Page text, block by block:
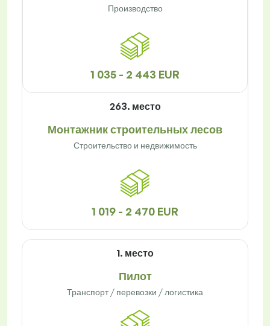
Производство
1 035 - 2 443 EUR
263. место
Монтажник строительных лесов
Строительство и недвижимость
1 019 - 2 470 EUR
1. место
Пилот
Транспорт / перевозки / логистика